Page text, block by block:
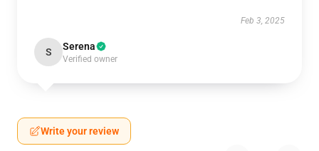
Feb 3, 2025
S Serena
Verified owner
Write your review